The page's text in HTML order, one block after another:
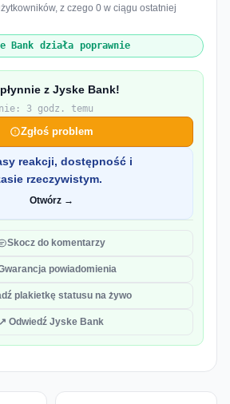
z czego 0 w ciągu ostatniej
Bank działa poprawnie
z Jyske Bank!
3 godz. temu
Zgłoś problem
reakcji, dostępność i
rzeczywistym.
Otwórz →
Skocz do komentarzy
powiadomienia
plakietkę statusu na żywo
↗ Odwiedź Jyske Bank